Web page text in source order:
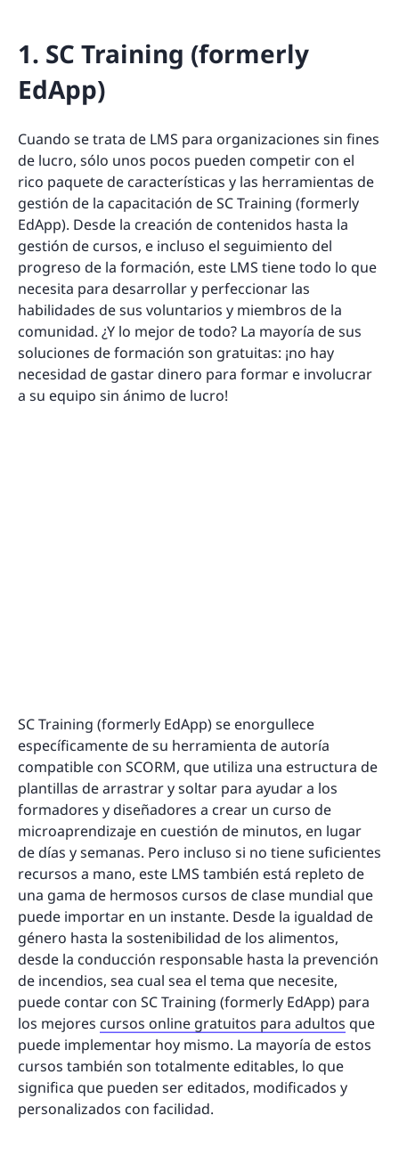
1. SC Training (formerly
EdApp)
Cuando se trata de LMS para organizaciones sin fines
de lucro, sólo unos pocos pueden competir con el
rico paquete de características y las herramientas de
gestión de la capacitación de SC Training (formerly
EdApp). Desde la creación de contenidos hasta la
gestión de cursos, e incluso el seguimiento del
progreso de la formación, este LMS tiene todo lo que
necesita para desarrollar y perfeccionar las
habilidades de sus voluntarios y miembros de la
comunidad. ¿Y lo mejor de todo? La mayoría de sus
soluciones de formación son gratuitas: ¡no hay
necesidad de gastar dinero para formar e involucrar
a su equipo sin ánimo de lucro!
SC Training (formerly EdApp) se enorgullece
específicamente de su herramienta de autoría
compatible con SCORM, que utiliza una estructura de
plantillas de arrastrar y soltar para ayudar a los
formadores y diseñadores a crear un curso de
microaprendizaje en cuestión de minutos, en lugar
de días y semanas. Pero incluso si no tiene suficientes
recursos a mano, este LMS también está repleto de
una gama de hermosos cursos de clase mundial que
puede importar en un instante. Desde la igualdad de
género hasta la sostenibilidad de los alimentos,
desde la conducción responsable hasta la prevención
de incendios, sea cual sea el tema que necesite,
puede contar con SC Training (formerly EdApp) para
los mejores cursos online gratuitos para adultos que
puede implementar hoy mismo. La mayoría de estos
cursos también son totalmente editables, lo que
significa que pueden ser editados, modificados y
personalizados con facilidad.